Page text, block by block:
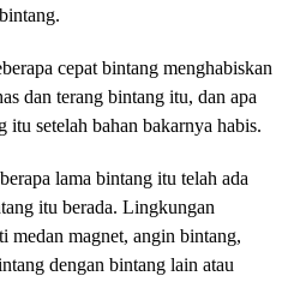
cepat bintang menghabiskan
dan terang bintang itu, dan apa
itu setelah bahan bakarnya habis.
lama bintang itu telah ada
itu berada. Lingkungan
medan magnet, angin bintang,
dengan bintang lain atau